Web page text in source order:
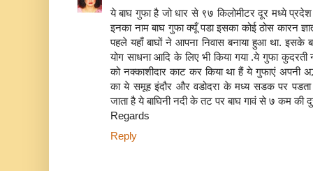
ये बाघ गुफा है जो धार से ९७ किलोमीटर दूर मध्ये
इनका नाम बाघ गुफा क्यूँ पडा इसका कोई ठोस कारन
पहले यहाँ बाघों ने आपना निवास बनाया हुआ था. इसके
योग साधना आदि के लिए भी किया गया .ये गुफा कुदरती
को नक्काशीदार काट कर किया था हैं ये गुफाएं अपनी
का ये समूह इंदौर और वडोदरा के मध्य सडक पर
जाता है ये बाघिनी नदी के तट पर बाघ गावं से ७ कम की
Regards
Reply